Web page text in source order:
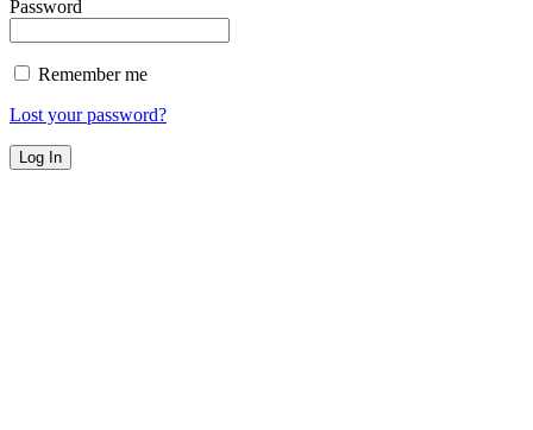
Password
Remember me
Lost your password?